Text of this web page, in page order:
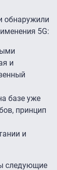
обнаружили
5G:
и
базе уже
принцип
и
следующие